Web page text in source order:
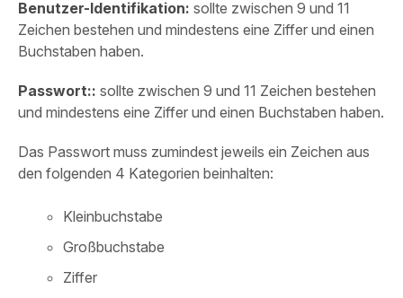
Benutzer-Identifikation: sollte zwischen 9 und 11
Zeichen bestehen und mindestens eine Ziffer und einen
Buchstaben haben.
Passwort:: sollte zwischen 9 und 11 Zeichen bestehen
und mindestens eine Ziffer und einen Buchstaben haben.
Das Passwort muss zumindest jeweils ein Zeichen aus
den folgenden 4 Kategorien beinhalten:
Kleinbuchstabe
Großbuchstabe
Ziffer